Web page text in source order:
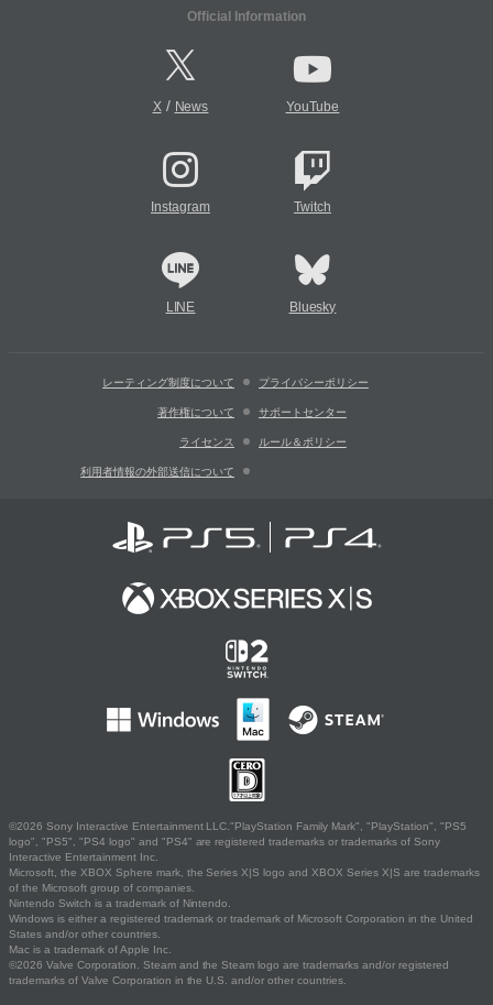
Official Information
X/ News YouTube
Instagram Twitch
LINE Bluesky
レーティング制度について プライバシーポリシー
著作権について サポートセンター
ライセンス ルール＆ポリシー
利用者情報の外部送信について
©2026 Sony Interactive Entertainment LLC."PlayStation Family Mark", "PlayStation", "PS5
logo", "PS5", "PS4 logo" and "PS4" are registered trademarks or trademarks of Sony
Interactive Entertainment Inc.
Microsoft, the XBOX Sphere mark, the Series X|S logo and XBOX Series X|S are trademarks
of the Microsoft group of companies.
Nintendo Switch is a trademark of Nintendo.
Windows is either a registered trademark or trademark of Microsoft Corporation in the United
States and/or other countries.
Mac is a trademark of Apple Inc.
©2026 Valve Corporation. Steam and the Steam logo are trademarks and/or registered
trademarks of Valve Corporation in the U.S. and/or other countries.